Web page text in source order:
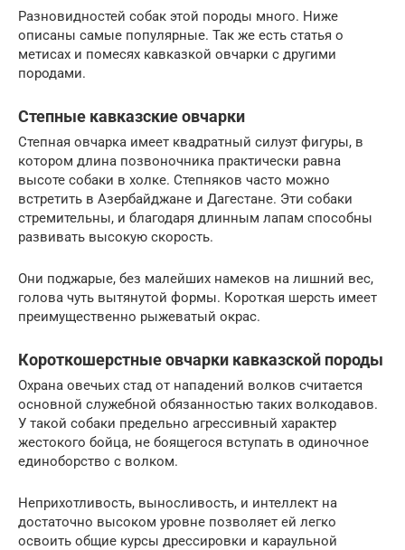
Разновидностей собак этой породы много. Ниже
описаны самые популярные. Так же есть статья о
метисах и помесях кавказкой овчарки с другими
породами.
Степные кавказские овчарки
Степная овчарка имеет квадратный силуэт фигуры, в
котором длина позвоночника практически равна
высоте собаки в холке. Степняков часто можно
встретить в Азербайджане и Дагестане. Эти собаки
стремительны, и благодаря длинным лапам способны
развивать высокую скорость.
Они поджарые, без малейших намеков на лишний вес,
голова чуть вытянутой формы. Короткая шерсть имеет
преимущественно рыжеватый окрас.
Короткошерстные овчарки кавказской породы
Охрана овечьих стад от нападений волков считается
основной служебной обязанностью таких волкодавов.
У такой собаки предельно агрессивный характер
жестокого бойца, не боящегося вступать в одиночное
единоборство с волком.
Неприхотливость, выносливость, и интеллект на
достаточно высоком уровне позволяет ей легко
освоить общие курсы дрессировки и караульной